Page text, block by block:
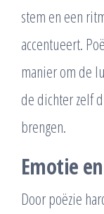
stem en een
accentueert.
manier om de
de dichter zelf
brengen.
Emotie
Door poëzie